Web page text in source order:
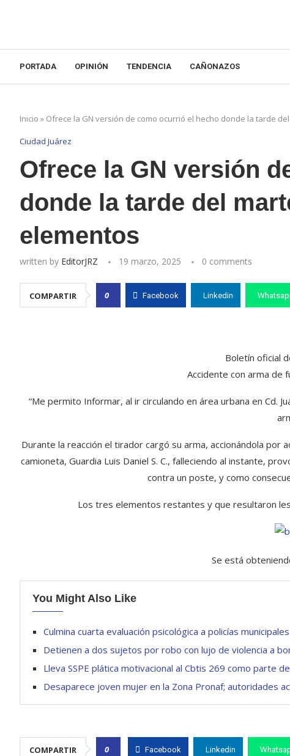
PORTADA OPINIÓN TENDENCIA CAÑONAZOS
Inicio » Ofrece la GN versión de como ocurrió el hecho donde la tarde
Ciudad Juárez
Ofrece la GN versión
donde la tarde del
elementos
written by EditorJRZ 19 marzo, 2025 0 comments
COMPARTIR 0 Facebook Linkedin
Boletín oficial
Accidente con arma de
“Me permito Informar, al ir circulando en área urbana en Cd.
Durante la reacción el tirador cargó su arma, accionándola por
camioneta, Guardia Luis Daniel S. C., falleciendo al instante,
contra un poste, y como
Los tres elementos restantes y que resultaron
Se está
You Might Also Like
Culmina cuarta evaluación psicológica a policías municipales
Detienen a dos sujetos por robo con lujo de violencia a
Lleva SSPE plática motivacional al Cbtis 269 como parte
Desaparece joven mujer en la Zona Pronaf; autoridades
COMPARTIR 0 Facebook Linkedin